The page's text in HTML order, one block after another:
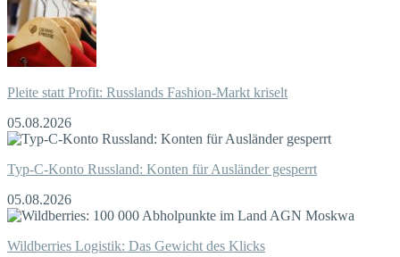
Pleite statt Profit: Russlands Fashion-Markt kriselt
05.08.2026
Typ-C-Konto Russland: Konten für Ausländer gesperrt
05.08.2026
Wildberries Logistik: Das Gewicht des Klicks